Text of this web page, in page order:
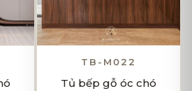
TB-M022
Tủ bếp gỗ óc chó